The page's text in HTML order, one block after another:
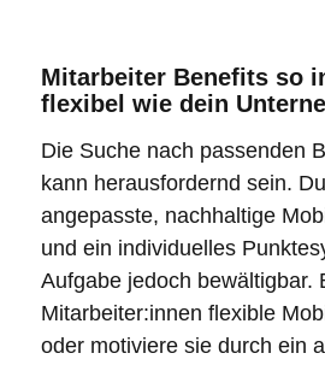
Mitarbeiter Benefits so
flexibel wie dein
Die Suche nach passenden
kann herausfordernd sein.
angepasste, nachhaltige
und ein individuelles
Aufgabe jedoch bewältigbar.
Mitarbeiter:innen flexible
oder motiviere sie durch ein